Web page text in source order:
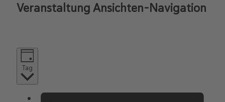
Veranstaltung Ansichten-Navigation
Tag